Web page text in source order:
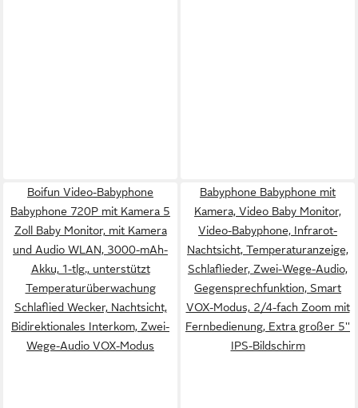
Boifun Video-Babyphone
Babyphone 720P mit Kamera 5
Zoll Baby Monitor, mit Kamera
und Audio WLAN, 3000-mAh-
Akku, 1-tlg., unterstützt
Temperaturüberwachung
Schlaflied Wecker, Nachtsicht,
Bidirektionales Interkom, Zwei-
Wege-Audio VOX-Modus
Babyphone Babyphone mit
Kamera, Video Baby Monitor,
Video-Babyphone, Infrarot-
Nachtsicht, Temperaturanzeige,
Schlaflieder, Zwei-Wege-Audio,
Gegensprechfunktion, Smart
VOX-Modus, 2/4-fach Zoom mit
Fernbedienung, Extra großer 5''
IPS-Bildschirm